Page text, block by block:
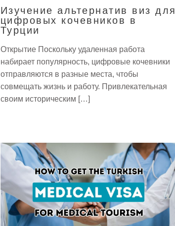
Изучение альтернатив виз для
цифровых кочевников в
Турции
Открытие Поскольку удаленная работа
набирает популярность, цифровые кочевники
отправляются в разные места, чтобы
совмещать жизнь и работу. Привлекательная
своим историческим […]